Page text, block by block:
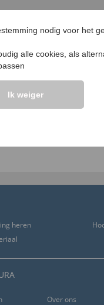
heren
Over ons
nodig voor het
alle cookies, als
Ik weiger